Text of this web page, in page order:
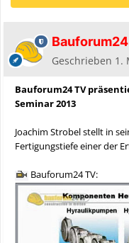
Bauforum24
Geschrieben 1.
Bauforum24 TV
Seminar 2013
Joachim Strobel stellt in
Fertigungstiefe einer der
Bauforum24 TV: